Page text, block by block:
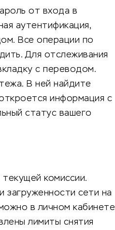
от входа в
аутентификация,
Все операции по
Для отслеживания
с переводом.
В ней найдите
информация с
статус вашего
комиссии.
загруженности сети на
в личном кабинете
лимиты снятия